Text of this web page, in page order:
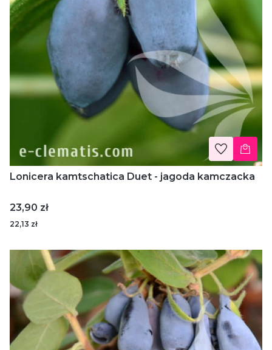
Lonicera kamtschatica Duet - jagoda kamczacka
Cena
23,90 zł
22,13 zł